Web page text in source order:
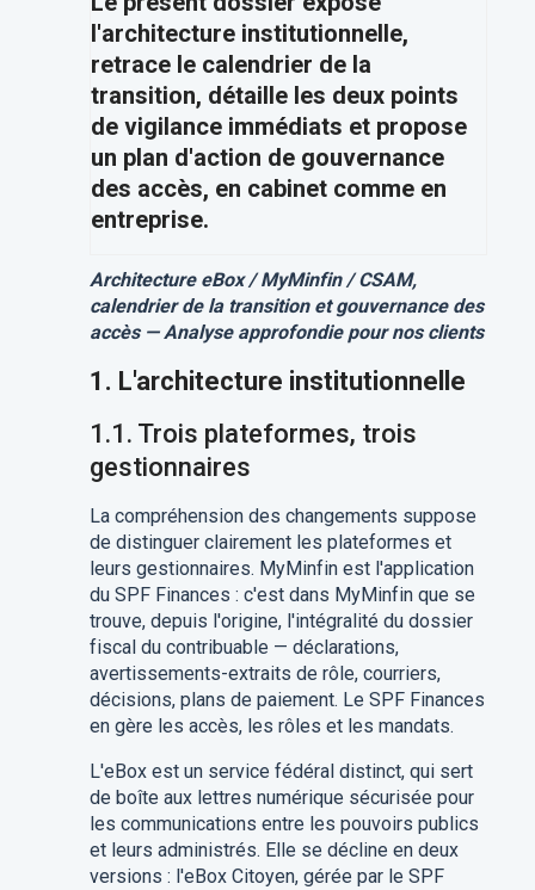
l'architecture institutionnelle,
retrace le calendrier de la
transition, détaille les deux points
de vigilance immédiats et propose
un plan d'action de gouvernance
des accès, en cabinet comme en
entreprise.
Architecture eBox / MyMinfin / CSAM,
calendrier de la transition et gouvernance des
accès — Analyse approfondie pour nos clients
1. L'architecture institutionnelle
1.1. Trois plateformes, trois
gestionnaires
La compréhension des changements suppose
de distinguer clairement les plateformes et
leurs gestionnaires. MyMinfin est l'application
du SPF Finances : c'est dans MyMinfin que se
trouve, depuis l'origine, l'intégralité du dossier
fiscal du contribuable — déclarations,
avertissements-extraits de rôle, courriers,
décisions, plans de paiement. Le SPF Finances
en gère les accès, les rôles et les mandats.
L'eBox est un service fédéral distinct, qui sert
de boîte aux lettres numérique sécurisée pour
les communications entre les pouvoirs publics
et leurs administrés. Elle se décline en deux
versions : l'eBox Citoyen, gérée par le SPF